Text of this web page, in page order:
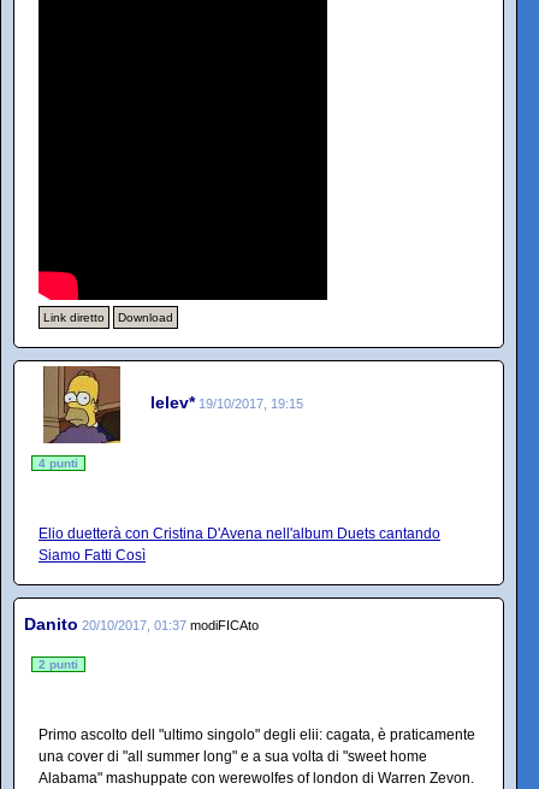
Link diretto Download
lelev* 19/10/2017, 19:15
4 punti
Elio duetterà con Cristina D'Avena nell'album Duets cantando
Siamo Fatti Così
Danito 20/10/2017, 01:37 modiFICAto
2 punti
Primo ascolto dell "ultimo singolo" degli elii: cagata, è praticamente
una cover di "all summer long" e a sua volta di "sweet home
Alabama" mashuppate con werewolfes of london di Warren Zevon.